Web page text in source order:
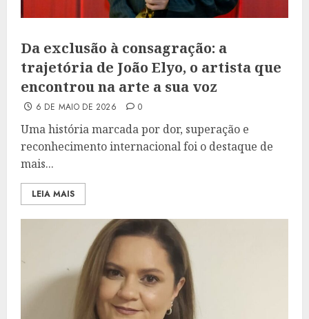
Da exclusão à consagração: a
trajetória de João Elyo, o artista que
encontrou na arte a sua voz
6 DE MAIO DE 2026 0
Uma história marcada por dor, superação e
reconhecimento internacional foi o destaque de
mais...
LEIA MAIS